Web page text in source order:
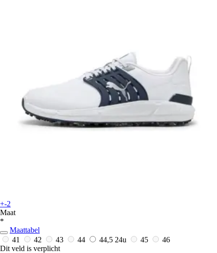
+-2
Maat
*
Maattabel
41
42 43 44 44,5 24u 45
46
Dit veld is verplicht